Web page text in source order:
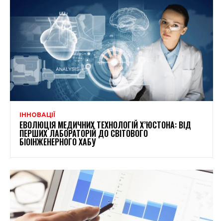
ІННОВАЦІЇ
ЕВОЛЮЦІЯ МЕДИЧНИХ ТЕХНОЛОГІЙ Х’ЮСТОНА: ВІД
ПЕРШИХ ЛАБОРАТОРІЙ ДО СВІТОВОГО
БІОІНЖЕНЕРНОГО ХАБУ